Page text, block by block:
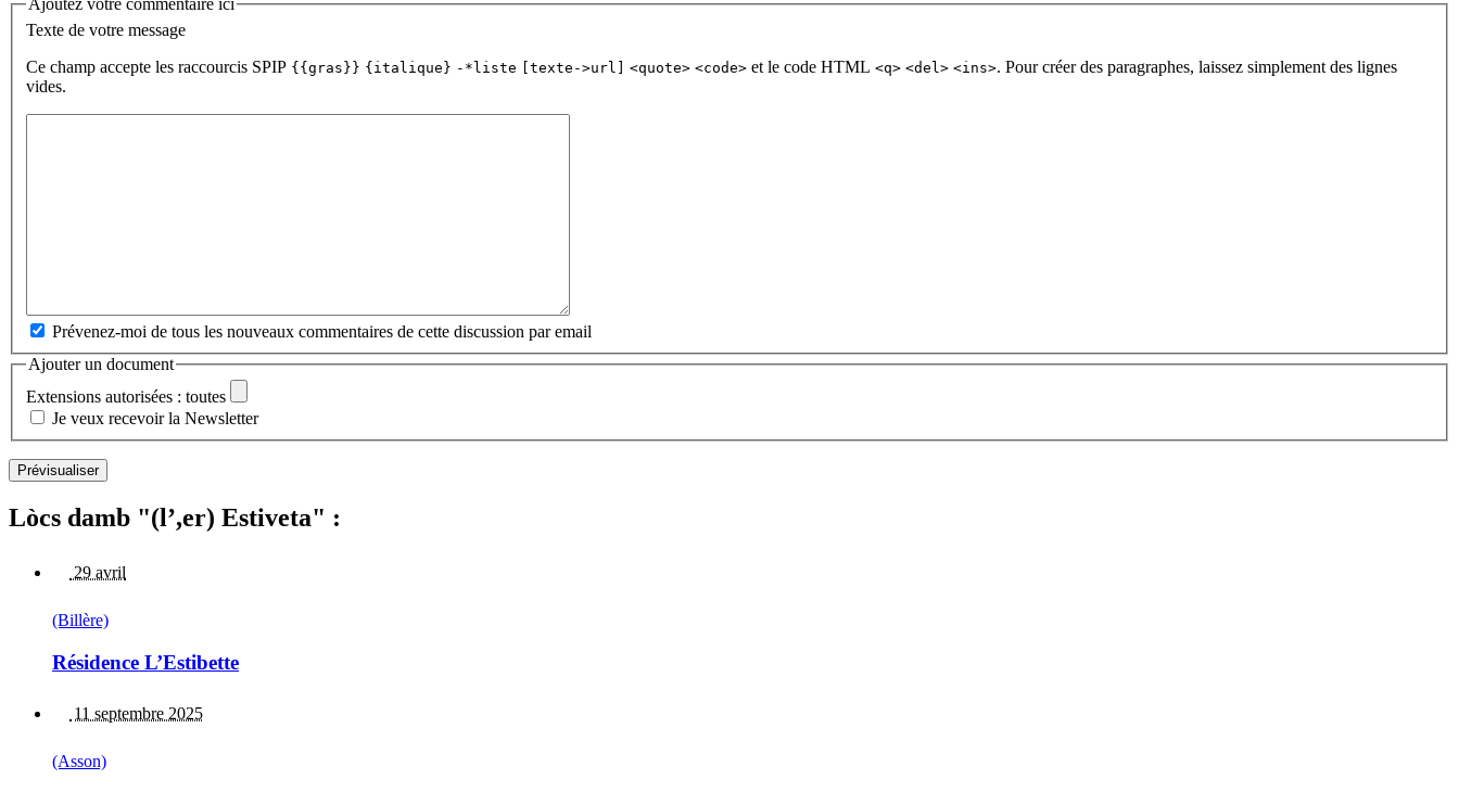
Ajoutez votre commentaire ici
Texte de votre message
Ce champ accepte les raccourcis SPIP {{gras}} {italique} -*liste [texte->url] <quote> <code> et le code HTML <q> <del> <ins>. Pour créer des paragraphes, laissez simplement des lignes
vides.
Prévenez-moi de tous les nouveaux commentaires de cette discussion par email
Ajouter un document
Extensions autorisées : toutes
Je veux recevoir la Newsletter
Lòcs damb "(l’,er) Estiveta" :
29 avril
(Billère)
Résidence L’Estibette
11 septembre 2025
(Asson)